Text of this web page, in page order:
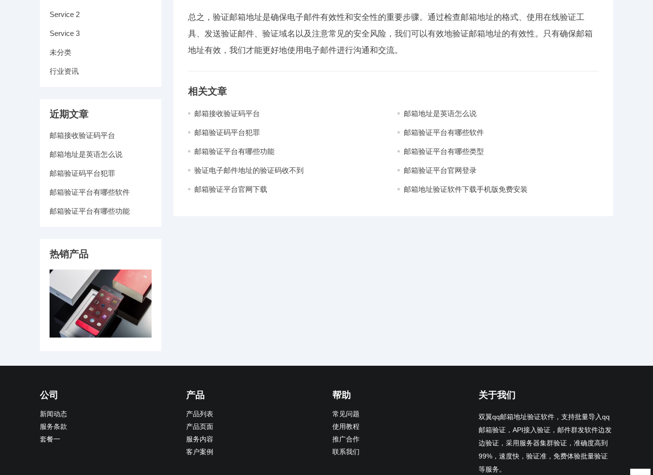
总之，验证邮箱地址是确保电子邮件有效性和安全性的重要步骤。通过检查邮箱地址的格式、使用在线验证工
具、发送验证邮件、验证域名以及注意常见的安全风险，我们可以有效地验证邮箱地址的有效性。只有确保邮箱
地址有效，我们才能更好地使用电子邮件进行沟通和交流。
相关文章
邮箱接收验证码平台 邮箱地址是英语怎么说
邮箱验证码平台犯罪 邮箱验证平台有哪些软件
邮箱验证平台有哪些功能 邮箱验证平台有哪些类型
验证电子邮件地址的验证码收不到 邮箱验证平台官网登录
邮箱验证平台官网下载 邮箱地址验证软件下载手机版免费安装
Service 2
Service 3
未分类
行业资讯
近期文章
邮箱接收验证码平台
邮箱地址是英语怎么说
邮箱验证码平台犯罪
邮箱验证平台有哪些软件
邮箱验证平台有哪些功能
热销产品
公司
新闻动态
服务条款
套餐一
产品
产品列表
产品页面
服务内容
客户案例
帮助
常见问题
使用教程
推广合作
联系我们
关于我们
双翼qq邮箱地址验证软件，支持批量导入qq
邮箱验证，API接入验证，邮件群发软件边发
边验证，采用服务器集群验证，准确度高到
99%，速度快，验证准，免费体验批量验证
等服务。